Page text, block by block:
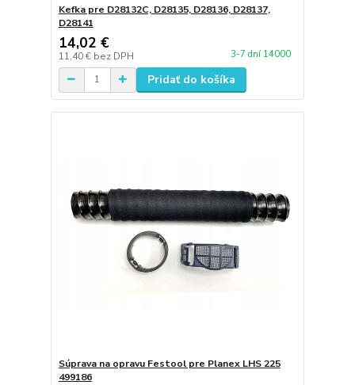
Kefka pre D28132C, D28135, D28136, D28137,
D28141
14,02 €
11,40 € bez DPH 3-7 dní 14000
Pridať do košíka
Súprava na opravu Festool pre Planex LHS 225
499186